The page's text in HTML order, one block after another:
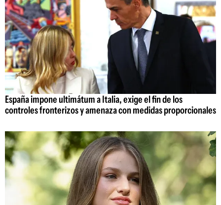
España impone ultimátum a Italia, exige el fin de los
controles fronterizos y amenaza con medidas proporcionales